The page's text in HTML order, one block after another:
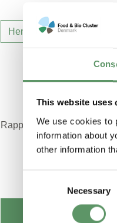
This website uses
We use cookies to
information about
other information
Necessary
Hent rapport
Rapporten er udarbejdet i
Vil